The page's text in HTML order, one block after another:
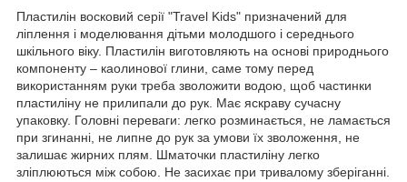
Пластилін восковий серії "Travel Kids" призначений для
ліплення і моделювання дітьми молодшого і середнього
шкільного віку. Пластилін виготовляють на основі природнього
компоненту – каолинової глини, саме тому перед
використанням руки треба зволожити водою, щоб частинки
пластиліну не прилипали до рук. Має яскраву сучасну
упаковку. Головні переваги: легко розминається, не ламається
при згинанні, не липне до рук за умови їх зволоження, не
залишає жирних плям. Шматочки пластиліну легко
зліплюються між собою. Не засихає при тривалому зберіганні.